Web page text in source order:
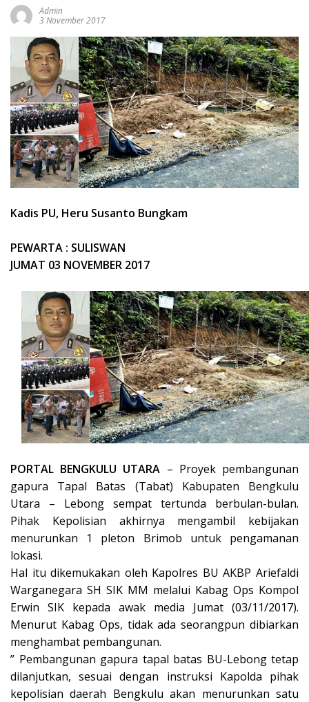
Admin
3 November 2017
Kadis PU, Heru Susanto Bungkam
PEWARTA : SULISWAN
JUMAT 03 NOVEMBER 2017
PORTAL BENGKULU UTARA – Proyek pembangunan
gapura Tapal Batas (Tabat) Kabupaten Bengkulu
Utara – Lebong sempat tertunda berbulan-bulan.
Pihak Kepolisian akhirnya mengambil kebijakan
menurunkan 1 pleton Brimob untuk pengamanan
lokasi.
Hal itu dikemukakan oleh Kapolres BU AKBP Ariefaldi
Warganegara SH SIK MM melalui Kabag Ops Kompol
Erwin SIK kepada awak media Jumat (03/11/2017).
Menurut Kabag Ops, tidak ada seorangpun dibiarkan
menghambat pembangunan.
” Pembangunan gapura tapal batas BU-Lebong tetap
dilanjutkan, sesuai dengan instruksi Kapolda pihak
kepolisian daerah Bengkulu akan menurunkan satu